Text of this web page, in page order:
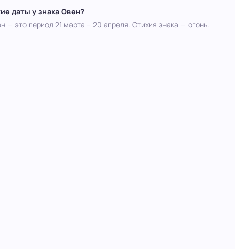
даты у знака Овен?
— это период 21 марта – 20 апреля. Стихия знака — огонь.